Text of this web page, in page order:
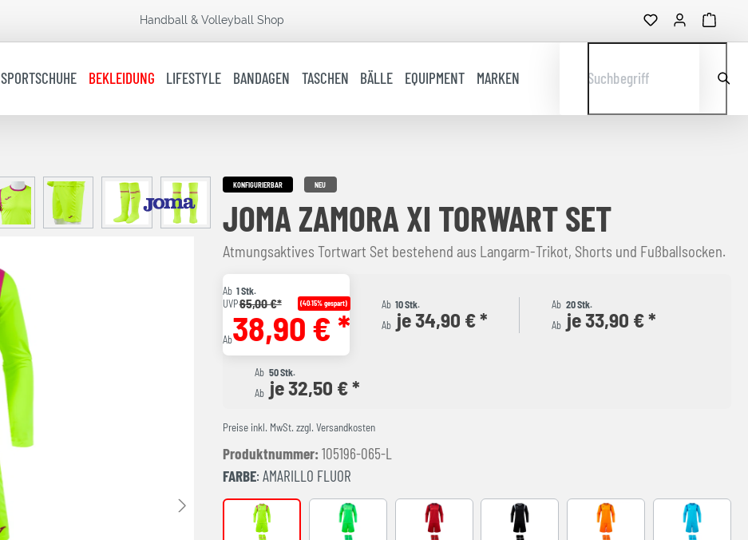
Handball & Volleyball Shop
SPORTSCHUHE BEKLEIDUNG LIFESTYLE BANDAGEN TASCHEN BÄLLE EQUIPMENT MARKEN Suchbegriff
KONFIGURIERBAR NEU
JOMA ZAMORA XI TORWART SET
Atmungsaktives Tortwart Set bestehend aus Langarm-Trikot, Shorts und Fußballsocken.
Ab 1 Stk.
UVP65,00 €* (40.15% gespart)
Ab38,90 € *
Ab 10 Stk.
Ab je 34,90 € *
Ab 20 Stk.
Ab je 33,90 € *
Ab 50 Stk.
Ab je 32,50 € *
Preise inkl. MwSt. zzgl. Versandkosten
Produktnummer: 105196-065-L
FARBE: AMARILLO FLUOR
AMARILLO FLUOR FLUOR GREEN RED-NAVY BLACK-GREY NARANJA FLUOR Turquoise